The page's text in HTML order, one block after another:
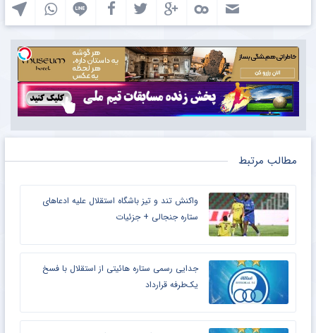
مطالب مرتبط
واکنش تند و تیز باشگاه استقلال علیه ادعاهای
ستاره جنجالی + جزئیات
جدایی رسمی ستاره هائیتی از استقلال با فسخ
یک‌طرفه قرارداد